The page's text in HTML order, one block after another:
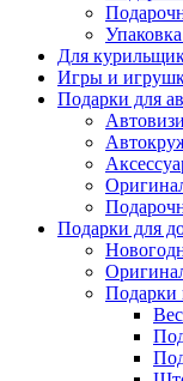
Для
Игры и
Подарки для
Подарки для
Подарки